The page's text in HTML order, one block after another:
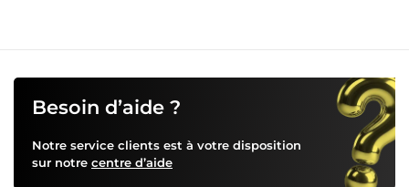
Besoin d’aide ?
Notre service clients est à votre disposition
sur notre centre d’aide